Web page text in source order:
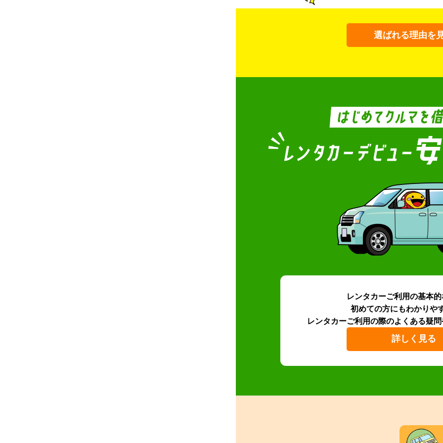
選ばれる理由を
レンタカーご利用の基本
初めての方にもわかりや
レンタカーご利用の際のよくある疑問
詳しく見る